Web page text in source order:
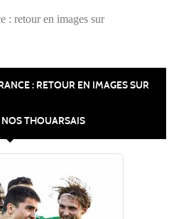
: retour en images sur
: RETOUR EN IMAGES SUR
NOS THOUARSAIS